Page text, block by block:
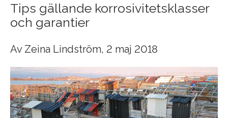
Tips gällande korrosivitetsklasser
och garantier
Av Zeina Lindström, 2 maj 2018